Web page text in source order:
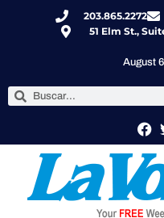
203.865.2272
51 Elm St.,
August